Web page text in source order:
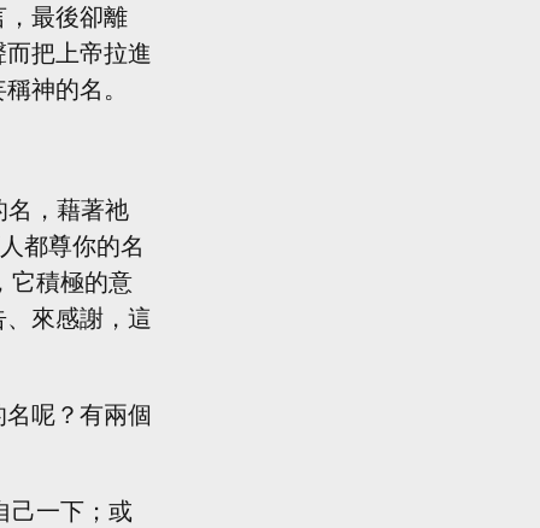
最後卻離
把上帝拉進
神的名。
都尊你的名
它積極的意
來感謝，這
呢？有兩個
己一下；或